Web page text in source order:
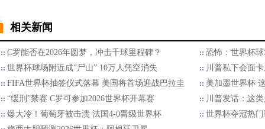
相关新闻
C罗能否在2026年圆梦，冲击千球里程碑？
恐怖：世界杯
世界杯球场附近成“尸山” 10万人凭空消失
川普私下会面
FIFA世界杯抽签仪式落幕 美国将首场迎战巴拉圭
美加墨世界杯
“缓刑”禁赛 C罗可参加2026世界杯开幕赛
川普发话：这
爆大冷！葡萄牙被击溃 法国4-0晋级世界杯
世界杯夺冠热